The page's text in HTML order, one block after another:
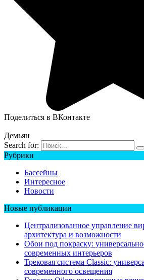
Поделиться в ВКонтакте
Демьян
Search for:
Рубрики
Бассейны
Интересное
Новости
Новые публикации
Централизованное управление
архитектура и возможности
Обои под покраску:
современных интерьеров
Трековая система Classic:
современного освещения